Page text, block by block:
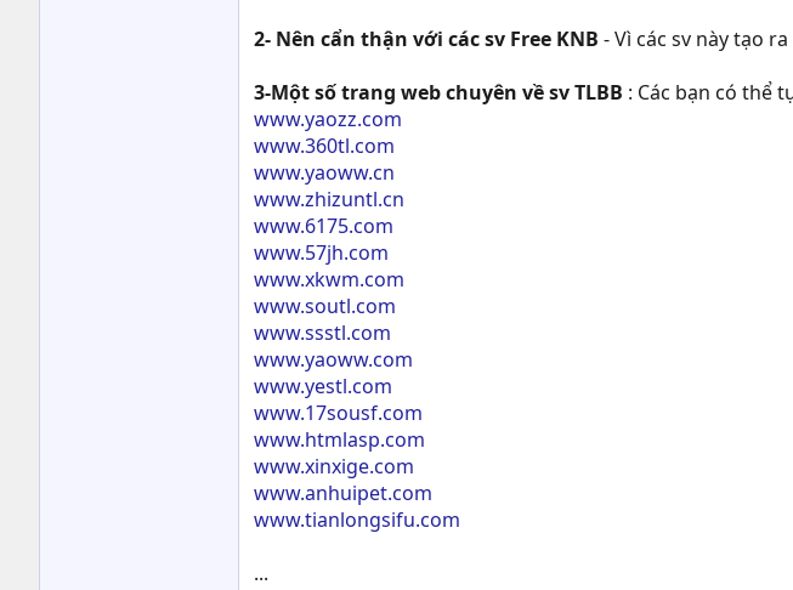
2- Nên cẩn thận với các sv Free KNB - Vì các sv này tạo
3-Một số trang web chuyên về sv TLBB : Các bạn có thể
www.yaozz.com
www.360tl.com
www.yaoww.cn
www.zhizuntl.cn
www.6175.com
www.57jh.com
www.xkwm.com
www.soutl.com
www.ssstl.com
www.yaoww.com
www.yestl.com
www.17sousf.com
www.htmlasp.com
www.xinxige.com
www.anhuipet.com
www.tianlongsifu.com
...